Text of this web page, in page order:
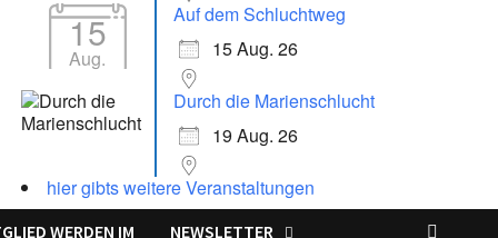
15
Aug.
Auf dem Schluchtweg
15 Aug. 26
Durch die Marienschlucht
19 Aug. 26
hier gibts weitere Veranstaltungen
WERDEN IM
NEWSLETTER